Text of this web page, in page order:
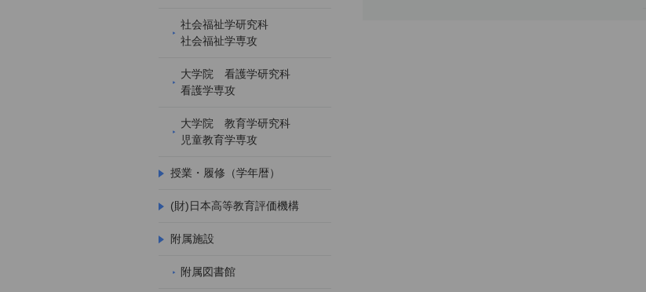
社会福祉学研究科
社会福祉学専攻
大学院 看護学研究科
看護学専攻
大学院 教育学研究科
児童教育学専攻
授業・履修（学年暦）
(財)日本高等教育評価機構
附属施設
附属図書館